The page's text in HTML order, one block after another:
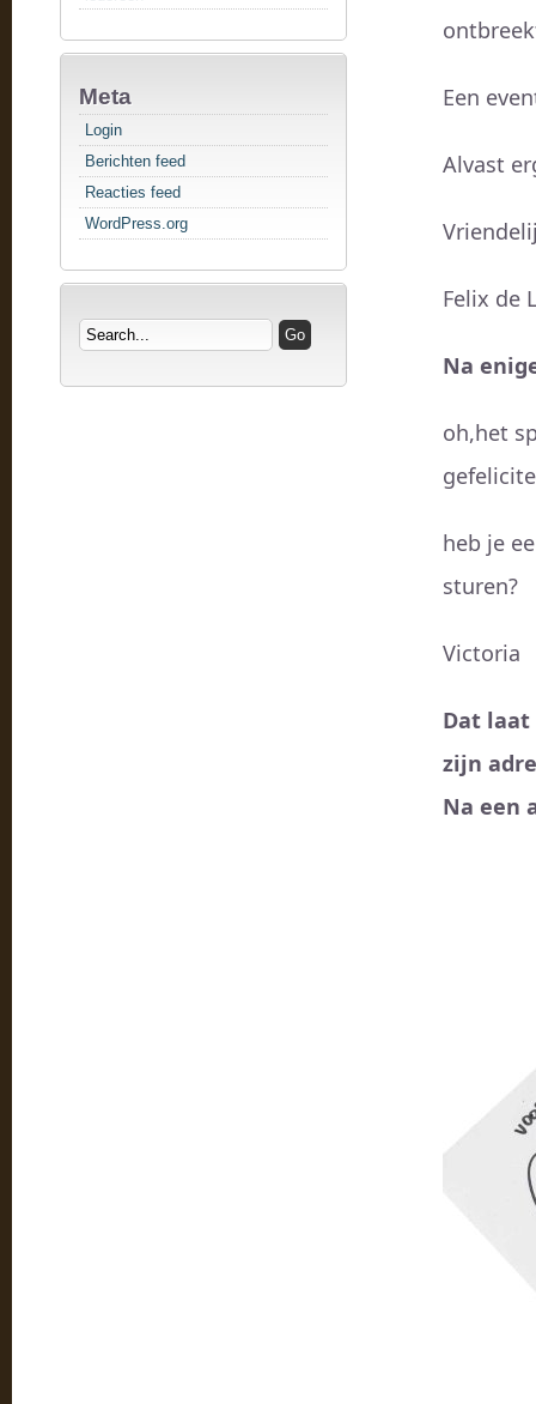
Meta
Login
Berichten feed
Reacties feed
WordPress.org
Een
Alvast
Felix de
Na
oh,het
heb je
sturen?
Victoria
Dat laat
zijn
Na een